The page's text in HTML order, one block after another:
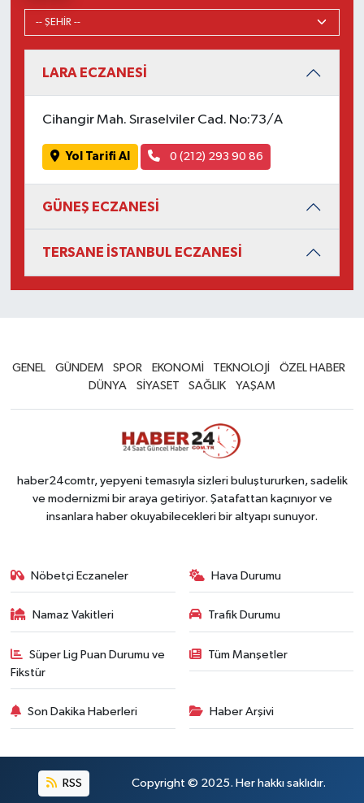
LARA ECZANESİ
Cihangir Mah. Sıraselviler Cad. No:73/A
Yol Tarifi Al 0 (212) 293 90 86
GÜNEŞ ECZANESİ
TERSANE İSTANBUL ECZANESİ
GENEL GÜNDEM SPOR EKONOMİ TEKNOLOJİ
ÖZEL HABER
DÜNYA
SİYASET SAĞLIK YAŞAM
haber24comtr, yepyeni temasıyla sizleri buluştururken, sadelik
ve modernizmi bir araya getiriyor. Şatafattan kaçınıyor ve
insanlara haber okuyabilecekleri bir altyapı sunuyor.
Nöbetçi Eczaneler Hava Durumu
Namaz Vakitleri Trafik Durumu
Süper Lig Puan Durumu ve
Fikstür
Tüm Manşetler
Son Dakika Haberleri Haber Arşivi
RSS Copyright © 2025. Her hakkı saklıdır.